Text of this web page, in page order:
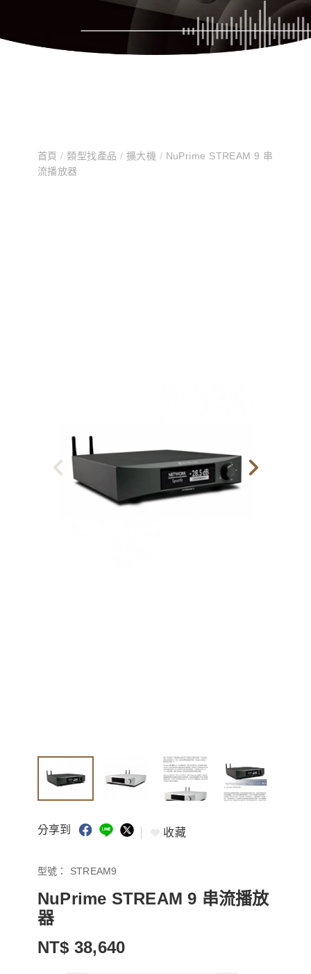
首頁/ 類型找產品 / 擴大機 / NuPrime STREAM 9 串
流播放器
分享到 收藏
型號： STREAM9
NuPrime STREAM 9 串流播放
器
NT$ 38,640